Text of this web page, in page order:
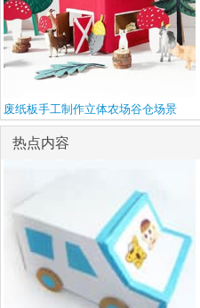
废纸板手工制作立体农场谷仓场景
热点内容